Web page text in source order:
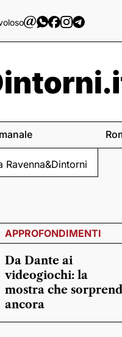
Ravenna&Dintorni
APPROFONDIMENTI
Da Dante ai
videogiochi: la
mostra che
ancora